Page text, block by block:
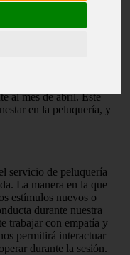
la peluquería
al mes de abril. Este
en la peluquería, y
servicio de peluquería
La manera en la que
estímulos nuevos o
durante nuestra
trabajar con empatía y
permitirá interactuar
durante la sesión.